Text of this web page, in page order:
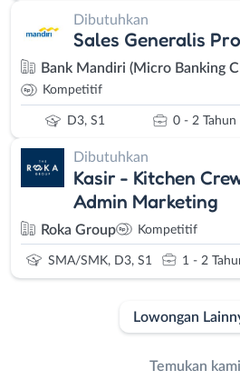
Dibutuhkan
Sales Generalis
Bank Mandiri (Micro Banking
Kompetitif
D3, S1 0 - 2 Tahun
Dibutuhkan
Kasir - Kitchen
Admin Marketing
Roka Group Kompetitif
SMA/SMK, D3, S1 1 - 2
Lowongan
Temukan